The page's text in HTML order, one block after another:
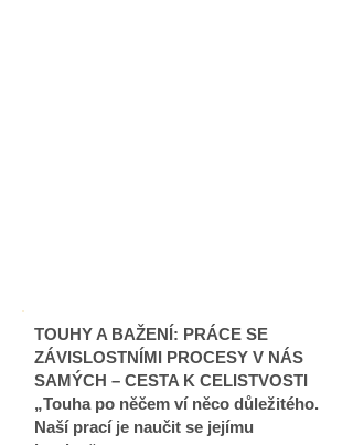
TOUHY A BAŽENÍ: PRÁCE SE
ZÁVISLOSTNÍMI PROCESY V NÁS
SAMÝCH – CESTA K CELISTVOSTI
„Touha po něčem ví něco důležitého.
Naší prací je naučit se jejímu